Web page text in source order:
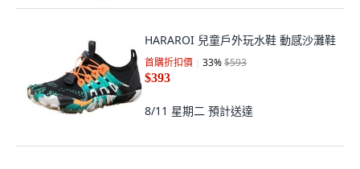
HARAROI 兒童戶外玩水鞋 動感沙灘鞋
首購折扣價 33%$593
$393
8/11 星期二 預計送達